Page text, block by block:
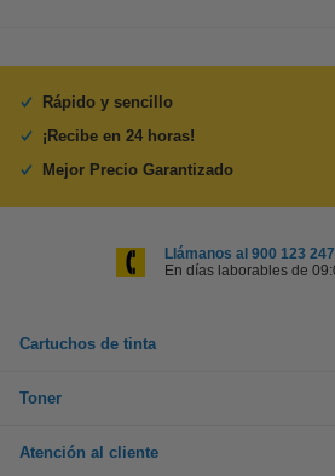
Rápido y sencillo
¡Recibe en 24 horas!
Mejor Precio Garantizado
Llámanos al 900 123 247
En días laborables de
Cartuchos de tinta
Toner
Atención al cliente